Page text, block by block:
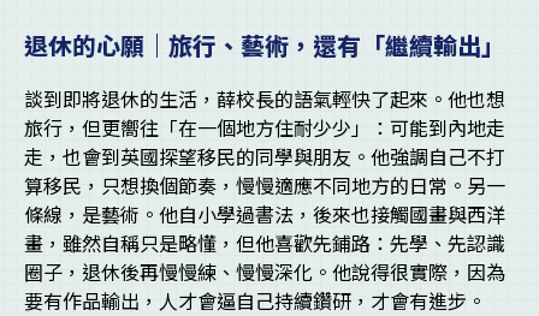
退休的心願｜旅行、藝術，還有「繼續輸出」
談到即將退休的生活，薛校長的語氣輕快了起來。他也想
旅行，但更嚮往「在一個地方住耐少少」：可能到內地走
走，也會到英國探望移民的同學與朋友。他強調自己不打
算移民，只想換個節奏，慢慢適應不同地方的日常。另一
條線，是藝術。他自小學過書法，後來也接觸國畫與西洋
畫，雖然自稱只是略懂，但他喜歡先鋪路：先學、先認識
圈子，退休後再慢慢練、慢慢深化。他說得很實際，因為
要有作品輸出，人才會逼自己持續鑽研，才會有進步。